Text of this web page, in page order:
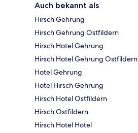
Auch bekannt als
Hirsch Gehrung
Hirsch Gehrung Ostfildern
Hirsch Hotel Gehrung
Hirsch Hotel Gehrung Ostfildern
Hotel Gehrung
Hotel Hirsch Gehrung
Hirsch Hotel Ostfildern
Hirsch Ostfildern
Hirsch Hotel Hotel